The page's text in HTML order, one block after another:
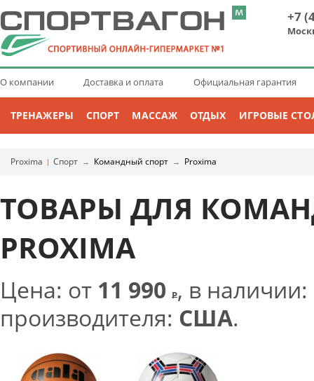
+7
О компании Доставка и оплата Официальная гарантия
ТРЕНАЖЕРЫ СПОРТ МАССАЖ ОТДЫХ ИГРОВЫЕ
Proxima | Спорт → Командный спорт → Proxima
ТОВАРЫ ДЛЯ
PROXIMA
Цена: от 11 990 Р, в наличии:
производителя: США.